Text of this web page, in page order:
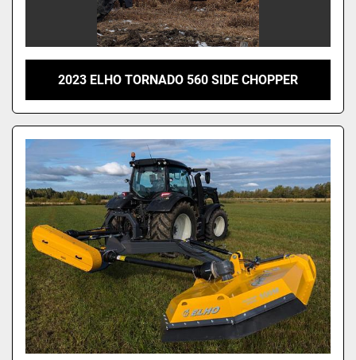
2023 ELHO TORNADO 560 SIDE CHOPPER